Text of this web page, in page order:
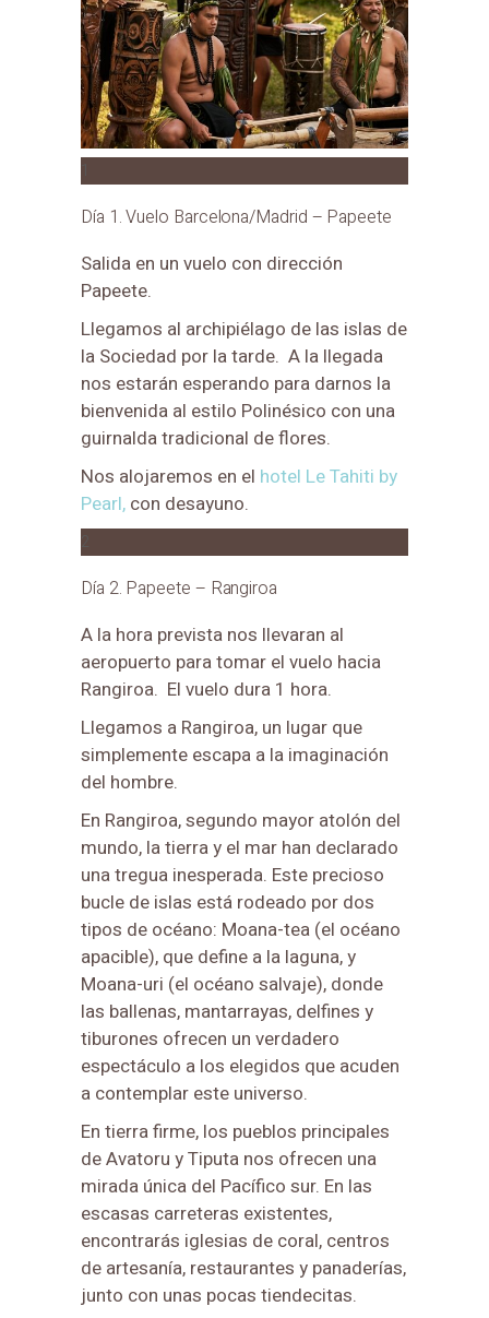
Día 1. Vuelo Barcelona/Madrid – Papeete
Salida en un vuelo con dirección
Papeete.
Llegamos al archipiélago de las islas de
la Sociedad por la tarde. A la llegada
nos estarán esperando para darnos la
bienvenida al estilo Polinésico con una
guirnalda tradicional de flores.
Nos alojaremos en el hotel Le Tahiti by
Pearl, con desayuno.
Día 2. Papeete – Rangiroa
A la hora prevista nos llevaran al
aeropuerto para tomar el vuelo hacia
Rangiroa. El vuelo dura 1 hora.
Llegamos a Rangiroa, un lugar que
simplemente escapa a la imaginación
del hombre.
En Rangiroa, segundo mayor atolón del
mundo, la tierra y el mar han declarado
una tregua inesperada. Este precioso
bucle de islas está rodeado por dos
tipos de océano: Moana-tea (el océano
apacible), que define a la laguna, y
Moana-uri (el océano salvaje), donde
las ballenas, mantarrayas, delfines y
tiburones ofrecen un verdadero
espectáculo a los elegidos que acuden
a contemplar este universo.
En tierra firme, los pueblos principales
de Avatoru y Tiputa nos ofrecen una
mirada única del Pacífico sur. En las
escasas carreteras existentes,
encontrarás iglesias de coral, centros
de artesanía, restaurantes y panaderías,
junto con unas pocas tiendecitas.